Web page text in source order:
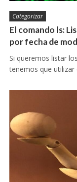
Categorizar
El comando ls:
por fecha de
Si queremos listar
tenemos que utilizar